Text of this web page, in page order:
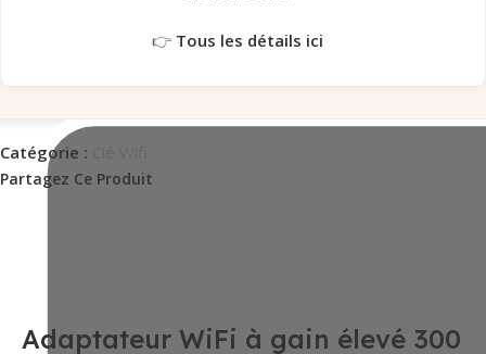
👉 Tous les détails ici
Catégorie :
Partagez Ce Produit
Adaptateur WiFi à gain élevé 300